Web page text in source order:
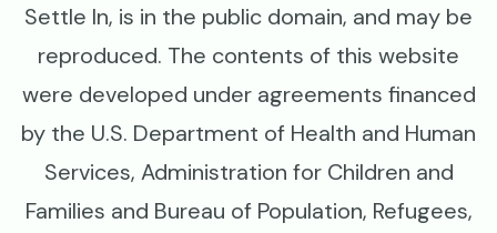
Settle In, is in the public domain, and may be
reproduced. The contents of this website
were developed under agreements financed
by the U.S. Department of Health and Human
Services, Administration for Children and
Families and Bureau of Population, Refugees,